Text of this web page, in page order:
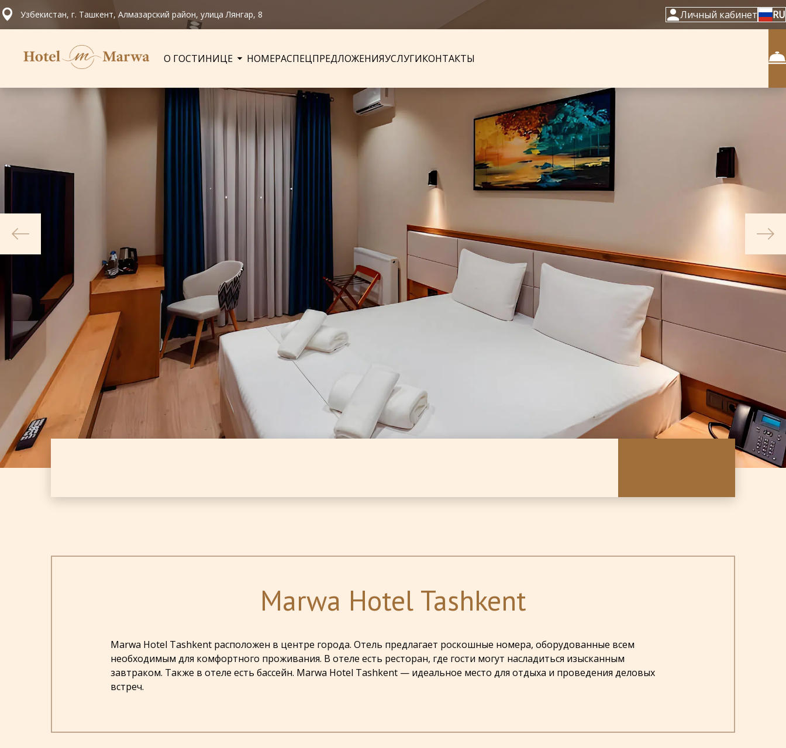
Узбекистан, г. Ташкент, Алмазарский район, улица Лянгар, 8 Личный кабинет RU
О ГОСТИНИЦЕ НОМЕРАСПЕЦПРЕДЛОЖЕНИЯУСЛУГИКОНТАКТЫ
Marwa Hotel Tashkent
Marwa Hotel Tashkent расположен в центре города. Отель предлагает роскошные номера, оборудованные всем
необходимым для комфортного проживания. В отеле есть ресторан, где гости могут насладиться изысканным
завтраком. Также в отеле есть бассейн. Marwa Hotel Tashkent — идеальное место для отдыха и проведения деловых
встреч.